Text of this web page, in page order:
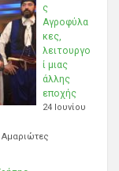
ς
Αγροφύλα
κες,
λειτουργο
ί μιας
άλλης
εποχής
24 Ιουνίου